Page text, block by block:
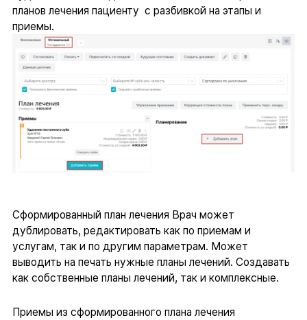
планов лечения пациенту с разбивкой на этапы и
приемы.
Сформированный план лечения Врач может
дублировать, редактировать как по приемам и
услугам, так и по другим параметрам. Может
выводить на печать нужные планы лечений. Создавать
как собственные планы лечений, так и комплексные.
Приемы из сформированного плана лечения